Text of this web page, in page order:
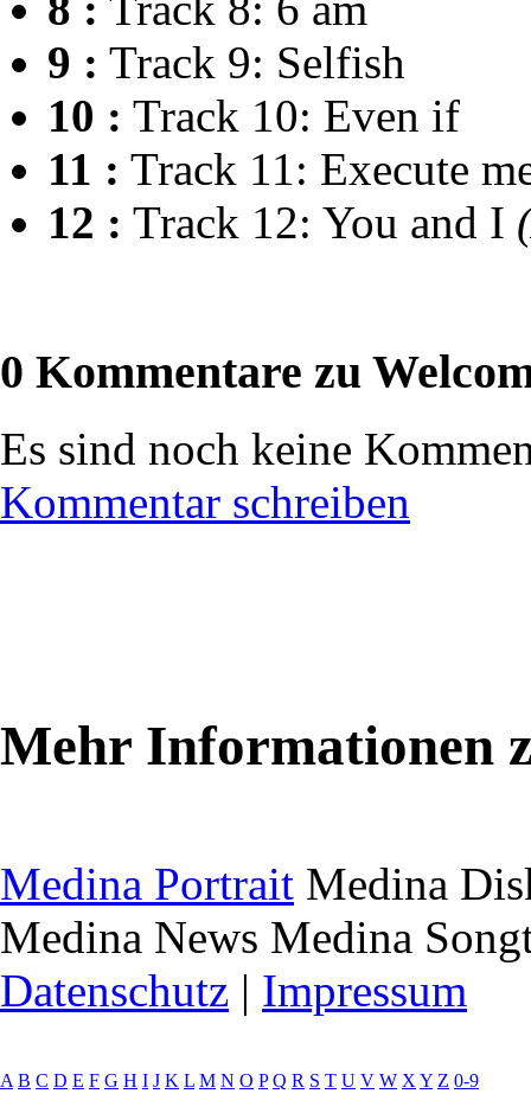
9 : Track 9: Selfish
10 : Track 10: Even if
11 : Track 11: Execute
12 : Track 12: You and I
0 Kommentare zu
Es sind noch keine
Kommentar schreiben
Mehr Informationen
Medina Portrait Medina
Medina News Medina
Datenschutz | Impressum
A B C D E F G H I J K L M N O P Q R S T U V W X Y Z 0-9